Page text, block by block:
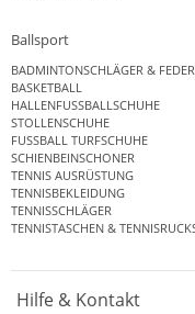
Ballsport
BADMINTONSCHLÄGER &
BASKETBALL
HALLENFUSSBALLSCHUHE
STOLLENSCHUHE
FUSSBALL TURFSCHUHE
SCHIENBEINSCHONER
TENNIS AUSRÜSTUNG
TENNISBEKLEIDUNG
TENNISSCHLÄGER
TENNISTASCHEN &
Hilfe & Kontakt